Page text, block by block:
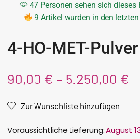
47 Personen sehen sich dieses
9 Artikel wurden in den
4-HO-MET-Pulver
90,00 € – 5.250,00 €
Zur Wunschliste hinzufügen
Voraussichtliche Lieferung:August